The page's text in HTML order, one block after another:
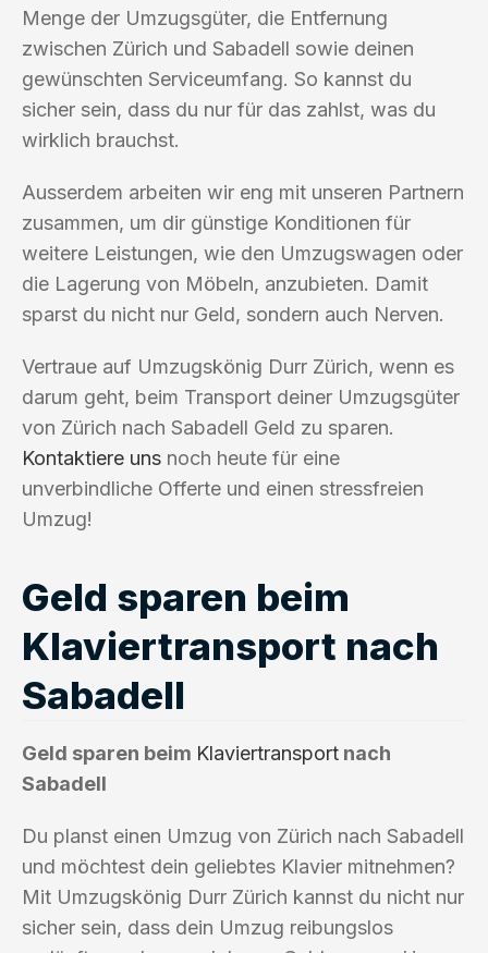
Menge der Umzugsgüter, die Entfernung
zwischen Zürich und Sabadell sowie deinen
gewünschten Serviceumfang. So kannst du
sicher sein, dass du nur für das zahlst, was du
wirklich brauchst.
Ausserdem arbeiten wir eng mit unseren Partnern
zusammen, um dir günstige Konditionen für
weitere Leistungen, wie den Umzugswagen oder
die Lagerung von Möbeln, anzubieten. Damit
sparst du nicht nur Geld, sondern auch Nerven.
Vertraue auf Umzugskönig Durr Zürich, wenn es
darum geht, beim Transport deiner Umzugsgüter
von Zürich nach Sabadell Geld zu sparen.
Kontaktiere uns noch heute für eine
unverbindliche Offerte und einen stressfreien
Umzug!
Geld sparen beim
Klaviertransport nach
Sabadell
Geld sparen beim Klaviertransport nach
Sabadell
Du planst einen Umzug von Zürich nach Sabadell
und möchtest dein geliebtes Klavier mitnehmen?
Mit Umzugskönig Durr Zürich kannst du nicht nur
sicher sein, dass dein Umzug reibungslos